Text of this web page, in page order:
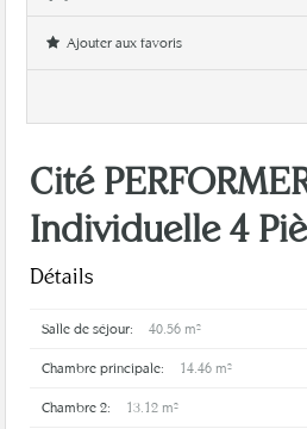
Ajouter aux favoris
Cité
Individuelle 4
Détails
Salle de séjour: 40.56 m²
Chambre principale: 14.46 m²
Chambre 2: 13.12 m²